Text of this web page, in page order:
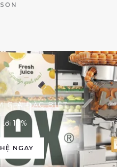
GIÁ ĐẶC BIỆT
10%
NGAY